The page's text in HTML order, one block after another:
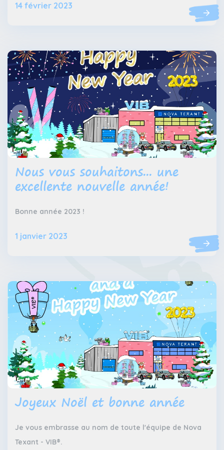
14 février 2023
Nous vous souhaitons... une
excellente nouvelle année!
Bonne année 2023 !
1 janvier 2023
Joyeux Noël et bonne année
Je vous embrasse au nom de toute l'équipe de Nova
Texant - VIB®.